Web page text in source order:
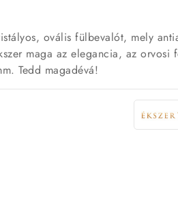
ovális fülbevalót, mely
maga az elegancia, az orvosi
Tedd magadévá!